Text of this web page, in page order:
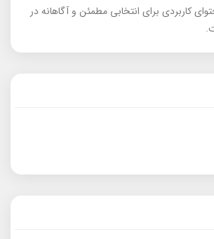
کاربردی برای انتخابی مطمئن و آگاهانه در